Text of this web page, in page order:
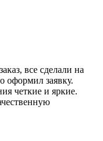
все сделали на
оформил заявку.
четкие и яркие.